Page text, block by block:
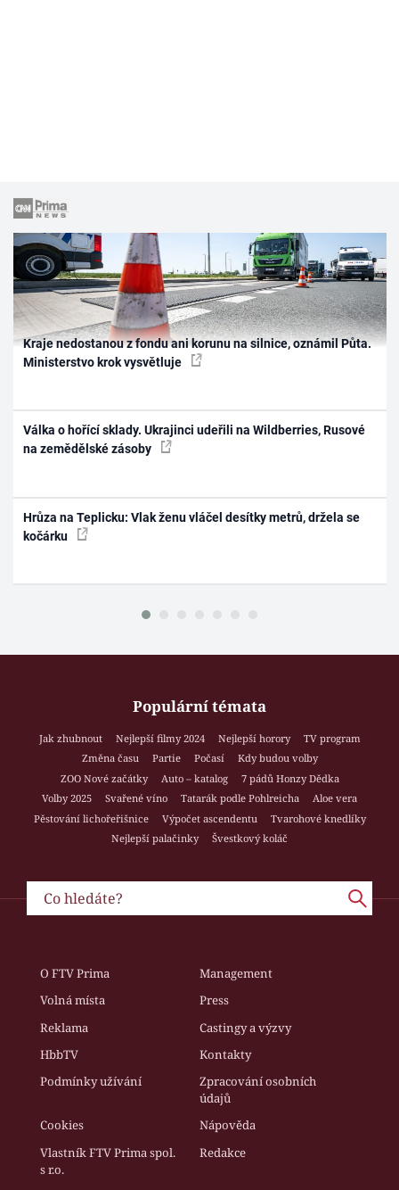
Kraje nedostanou z fondu ani korunu na silnice, oznámil Půta.
Ministerstvo krok vysvětluje
Válka o hořící sklady. Ukrajinci udeřili na Wildberries, Rusové
na zemědělské zásoby
Hrůza na Teplicku: Vlak ženu vláčel desítky metrů, držela se
kočárku
Populární témata
Jak zhubnout Nejlepší filmy 2024 Nejlepší horory
TV program
Změna času
Partie Počasí
Kdy budou volby
ZOO Nové začátky
Auto – katalog
7 pádů Honzy Dědka
Volby 2025
Svařené víno Tatarák podle Pohlreicha
Aloe vera
Pěstování lichořeřišnice
Výpočet ascendentu
Tvarohové knedlíky
Nejlepší palačinky
Švestkový koláč
O FTV Prima
Management
Volná místa
Press
Reklama
Castingy a výzvy
HbbTV
Kontakty
Podmínky užívání
Zpracování osobních
údajů
Cookies
Nápověda
Vlastník FTV Prima spol.
s r.o.
Redakce